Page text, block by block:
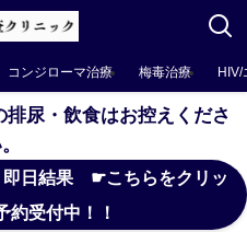
コンジローマ治療 梅毒治療
尿・飲食はお控えくださ
即日結果 ☛こちらをクリッ
受付中！！